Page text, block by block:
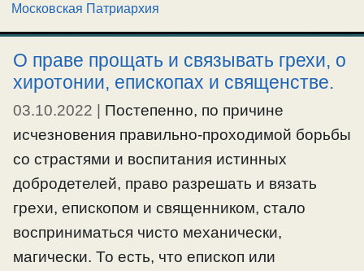
Московская Патриархия
О праве прощать и связывать грехи, о
хиротонии, епископах и священстве.
03.10.2022 | Постепенно, по причине
исчезновения правильно-проходимой борьбы
со страстями и воспитания истинных
добродетелей, право разрешать и вязать
грехи, епископом и священником, стало
восприниматься чисто механически,
магически. То есть, что епископ или